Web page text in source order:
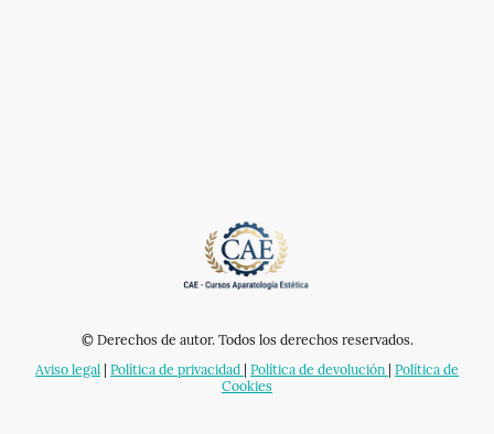
© Derechos de autor. Todos los derechos reservados.
Aviso legal
Política de privacidad Política de devolución Política de
Cookies